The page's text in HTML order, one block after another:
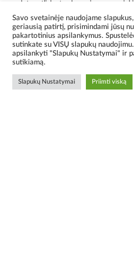
naudotos atliekų tvarkymo įrangos
plastikinių palečių, konteinerių ir dėžių
įrangos aptarnavimo bei serviso paslaugas.
Susisiekite su mumis!
Savo svetainėje naudojame
geriausią patirtį, prisimindami jūsų
pakartotinius apsilankymus.
sutinkate su VISŲ slapukų
apsilankyti "Slapukų Nustatymai" ir
sutikiamą.
Slapukų Nustatymai Priimti viską